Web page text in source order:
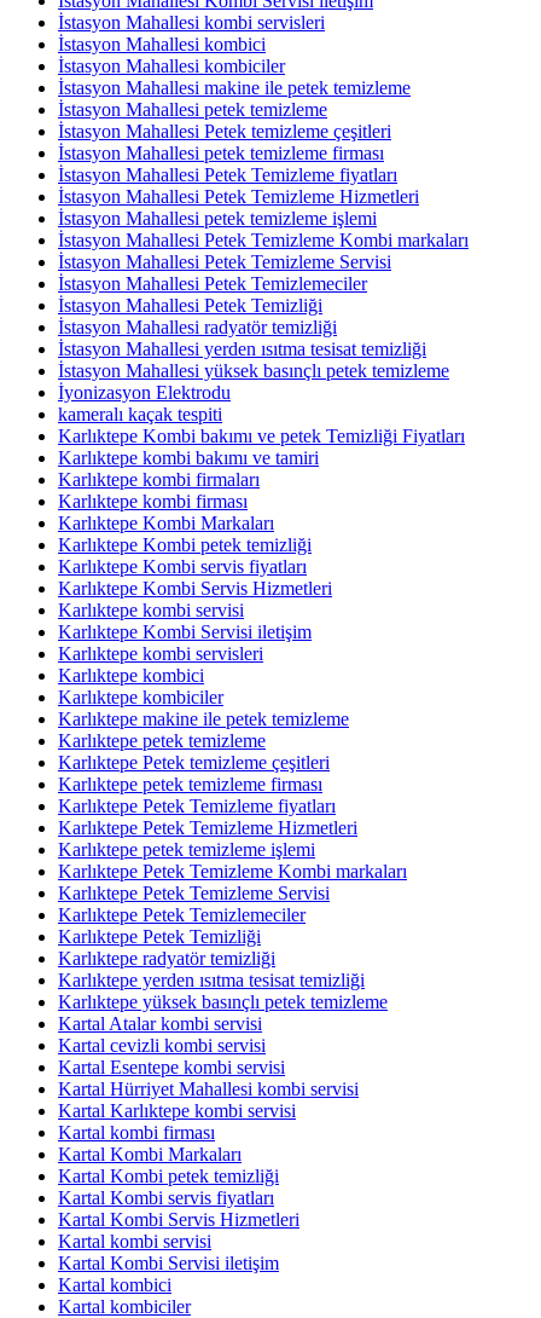
İstasyon Mahallesi kombi servisleri
İstasyon Mahallesi kombici
İstasyon Mahallesi kombiciler
İstasyon Mahallesi makine ile petek temizleme
İstasyon Mahallesi petek temizleme
İstasyon Mahallesi Petek temizleme çeşitleri
İstasyon Mahallesi petek temizleme firması
İstasyon Mahallesi Petek Temizleme fiyatları
İstasyon Mahallesi Petek Temizleme Hizmetleri
İstasyon Mahallesi petek temizleme işlemi
İstasyon Mahallesi Petek Temizleme Kombi markaları
İstasyon Mahallesi Petek Temizleme Servisi
İstasyon Mahallesi Petek Temizlemeciler
İstasyon Mahallesi Petek Temizliği
İstasyon Mahallesi radyatör temizliği
İstasyon Mahallesi yerden ısıtma tesisat temizliği
İstasyon Mahallesi yüksek basınçlı petek temizleme
İyonizasyon Elektrodu
kameralı kaçak tespiti
Karlıktepe Kombi bakımı ve petek Temizliği Fiyatları
Karlıktepe kombi bakımı ve tamiri
Karlıktepe kombi firmaları
Karlıktepe kombi firması
Karlıktepe Kombi Markaları
Karlıktepe Kombi petek temizliği
Karlıktepe Kombi servis fiyatları
Karlıktepe Kombi Servis Hizmetleri
Karlıktepe kombi servisi
Karlıktepe Kombi Servisi iletişim
Karlıktepe kombi servisleri
Karlıktepe kombici
Karlıktepe kombiciler
Karlıktepe makine ile petek temizleme
Karlıktepe petek temizleme
Karlıktepe Petek temizleme çeşitleri
Karlıktepe petek temizleme firması
Karlıktepe Petek Temizleme fiyatları
Karlıktepe Petek Temizleme Hizmetleri
Karlıktepe petek temizleme işlemi
Karlıktepe Petek Temizleme Kombi markaları
Karlıktepe Petek Temizleme Servisi
Karlıktepe Petek Temizlemeciler
Karlıktepe Petek Temizliği
Karlıktepe radyatör temizliği
Karlıktepe yerden ısıtma tesisat temizliği
Karlıktepe yüksek basınçlı petek temizleme
Kartal Atalar kombi servisi
Kartal cevizli kombi servisi
Kartal Esentepe kombi servisi
Kartal Hürriyet Mahallesi kombi servisi
Kartal Karlıktepe kombi servisi
Kartal kombi firması
Kartal Kombi Markaları
Kartal Kombi petek temizliği
Kartal Kombi servis fiyatları
Kartal Kombi Servis Hizmetleri
Kartal kombi servisi
Kartal Kombi Servisi iletişim
Kartal kombici
Kartal kombiciler